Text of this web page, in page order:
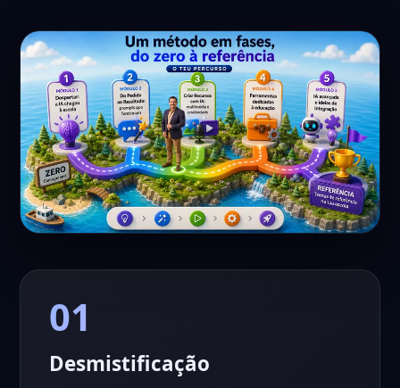
01
Desmistificação